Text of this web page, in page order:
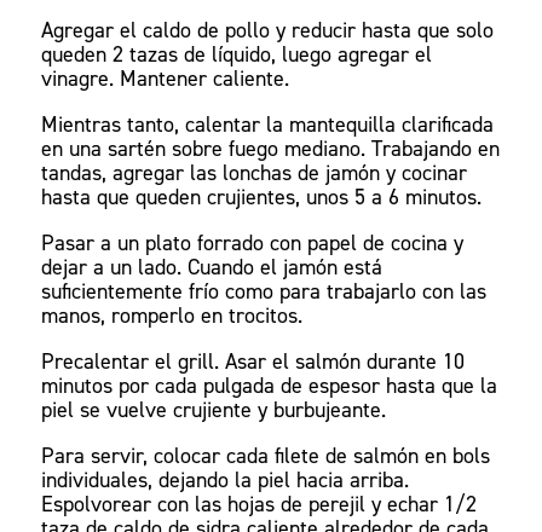
Agregar el caldo de pollo y reducir hasta que solo
queden 2 tazas de líquido, luego agregar el
vinagre. Mantener caliente.
Mientras tanto, calentar la mantequilla clarificada
en una sartén sobre fuego mediano. Trabajando en
tandas, agregar las lonchas de jamón y cocinar
hasta que queden crujientes, unos 5 a 6 minutos.
Pasar a un plato forrado con papel de cocina y
dejar a un lado. Cuando el jamón está
suficientemente frío como para trabajarlo con las
manos, romperlo en trocitos.
Precalentar el grill. Asar el salmón durante 10
minutos por cada pulgada de espesor hasta que la
piel se vuelve crujiente y burbujeante.
Para servir, colocar cada filete de salmón en bols
individuales, dejando la piel hacia arriba.
Espolvorear con las hojas de perejil y echar 1/2